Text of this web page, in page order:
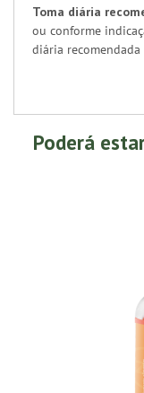
Toma diária
ou conforme
diária
Poderá